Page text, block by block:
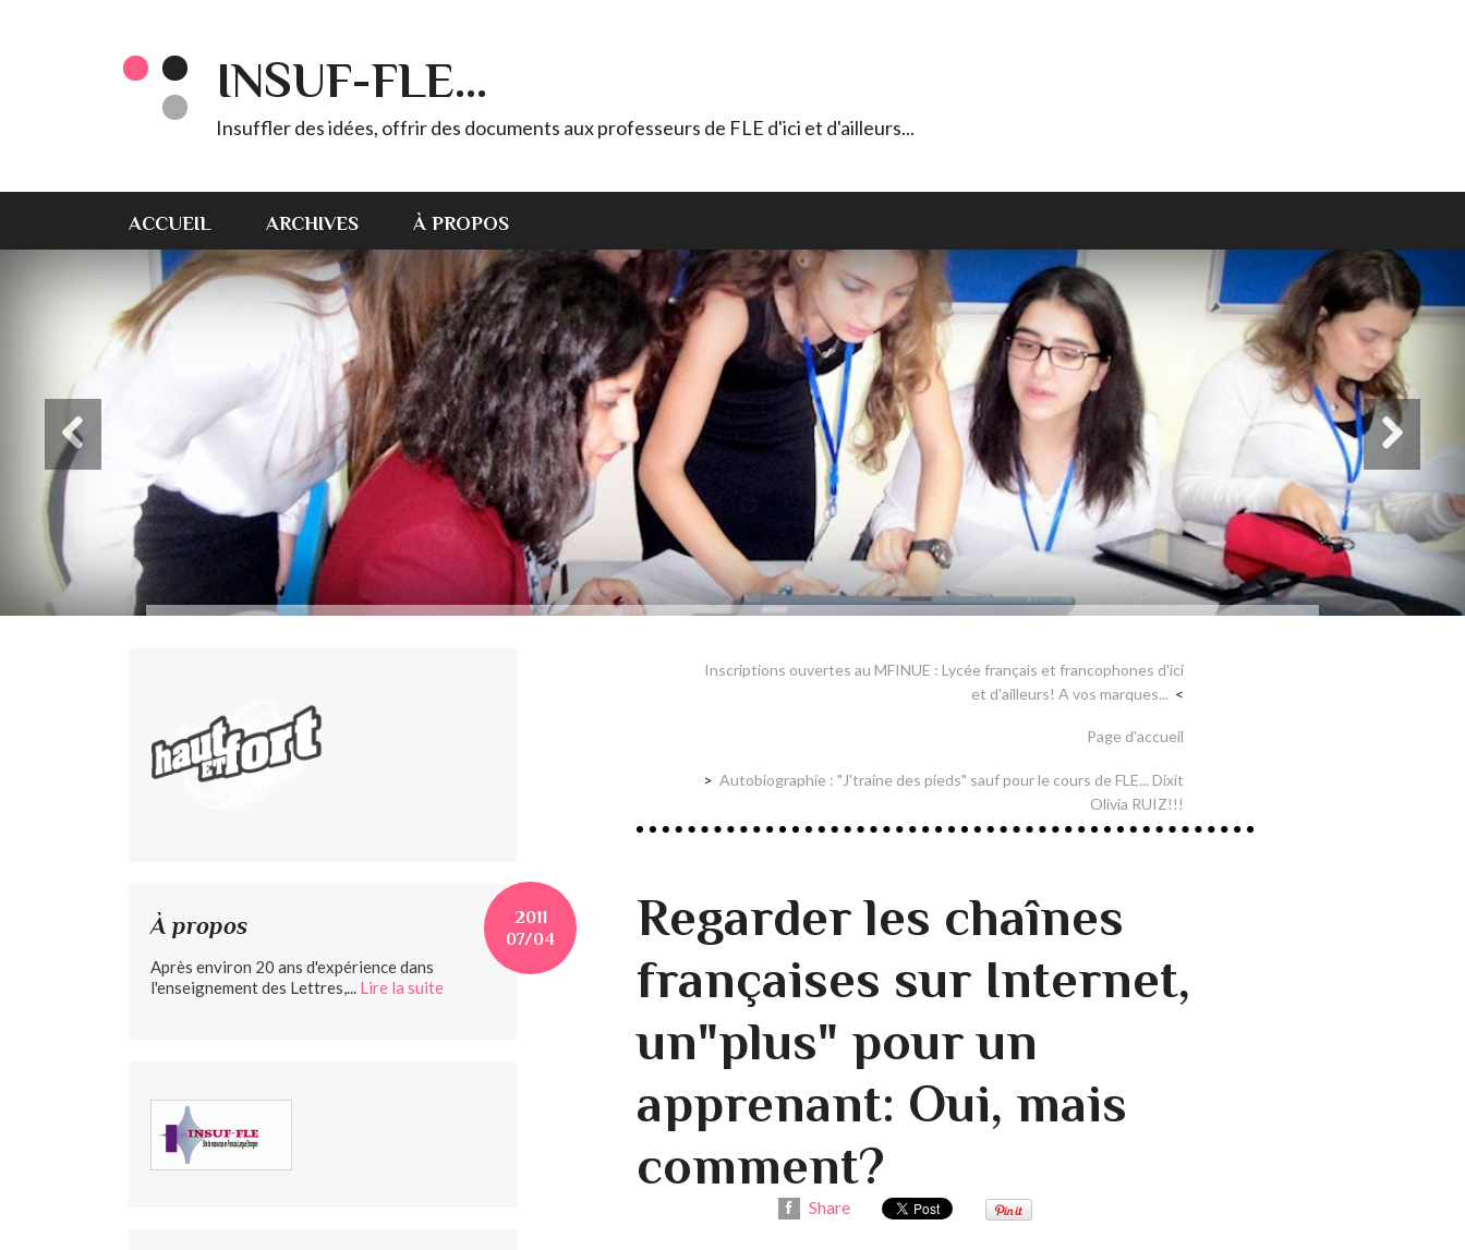
INSUF-FLE...
Insuffler des idées, offrir des documents aux professeurs de FLE d'ici et d'ailleurs...
ACCUEIL ARCHIVES À PROPOS
À propos
Après environ 20 ans d'expérience dans
l'enseignement des Lettres,... Lire la suite
Inscriptions ouvertes au MFINUE : Lycée français et francophones d'ici
et d'ailleurs! A vos marques...
Page d'accueil
Autobiographie : "J'traine des pieds" sauf pour le cours de FLE... Dixit
Olivia RUIZ!!!
2011
07/04
Regarder les chaînes
françaises sur Internet,
un"plus" pour un
apprenant: Oui, mais
comment?
Share